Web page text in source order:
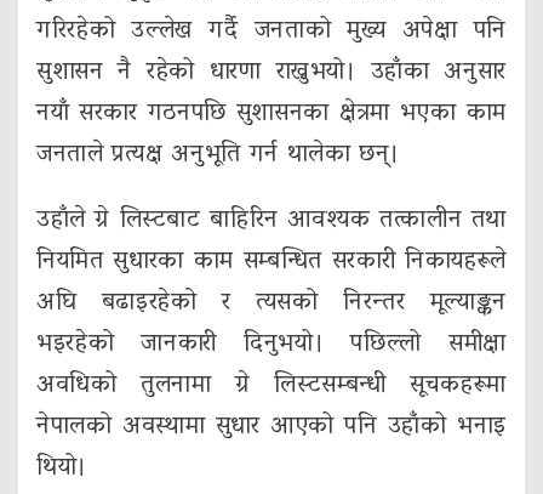
गरिरहेको उल्लेख गर्दै जनताको मुख्य अपेक्षा पनि
सुशासन नै रहेको धारणा राख्नुभयो। उहाँका अनुसार
नयाँ सरकार गठनपछि सुशासनका क्षेत्रमा भएका काम
जनताले प्रत्यक्ष अनुभूति गर्न थालेका छन्।
उहाँले ग्रे लिस्टबाट बाहिरिन आवश्यक तत्कालीन तथा
नियमित सुधारका काम सम्बन्धित सरकारी निकायहरूले
अघि बढाइरहेको र त्यसको निरन्तर मूल्याङ्कन
भइरहेको जानकारी दिनुभयो। पछिल्लो समीक्षा
अवधिको तुलनामा ग्रे लिस्टसम्बन्धी सूचकहरूमा
नेपालको अवस्थामा सुधार आएको पनि उहाँको भनाइ
थियो।